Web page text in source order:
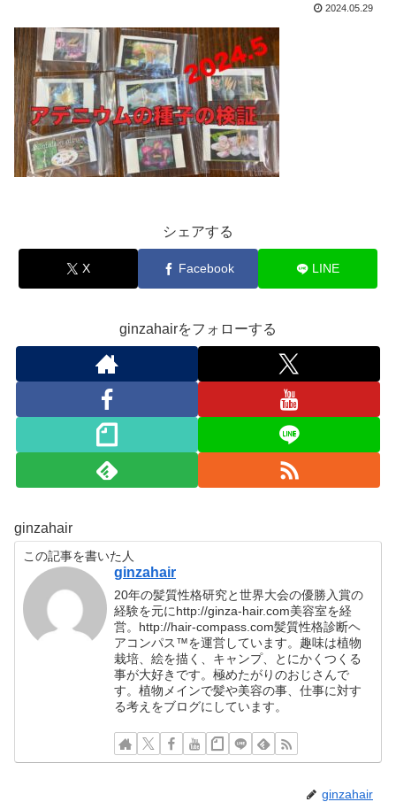
2024.05.29
シェアする
X Facebook LINE
ginzahairをフォローする
ginzahair
この記事を書いた人
ginzahair
20年の髪質性格研究と世界大会の優勝入賞の
経験を元にhttp://ginza-hair.com美容室を経
営。http://hair-compass.com髪質性格診断ヘ
アコンパス™︎を運営しています。趣味は植物
栽培、絵を描く、キャンプ、とにかくつくる
事が大好きです。極めたがりのおじさんで
す。植物メインで髪や美容の事、仕事に対す
る考えをブログにしています。
ginzahair